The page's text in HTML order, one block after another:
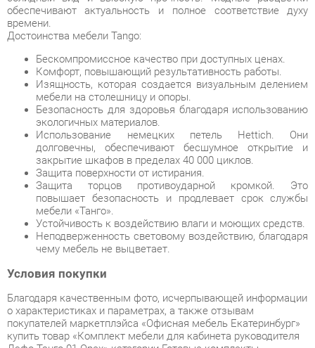
Бескомпромиссное качество при доступных ценах.
Комфорт, повышающий результативность работы.
Изящность, которая создается визуальным делением
мебели на столешницу и опоры.
Безопасность для здоровья благодаря использованию
экологичных материалов.
Использование немецких петель Hettich. Они
долговечны, обеспечивают бесшумное открытие и
закрытие шкафов в пределах 40 000 циклов.
Защита поверхности от истирания.
Защита торцов противоударной кромкой. Это
повышает безопасность и продлевает срок службы
мебели «Танго».
Устойчивость к воздействию влаги и моющих средств.
Неподверженность световому воздействию, благодаря
чему мебель не выцветает.
Условия покупки
Благодаря качественным фото, исчерпывающей информации
о характеристиках и параметрах, а также отзывам
купить товар «Комплект мебели для кабинета руководителя
производства Дэфо с доставкой из Екатеринбурга по цене со
скидкой и гарантией от производителя не составит труда.
Мы отправляем заказы в доставку ежедневно. Товары из
ассортимента в наличии на складе в Екатеринбурге вы